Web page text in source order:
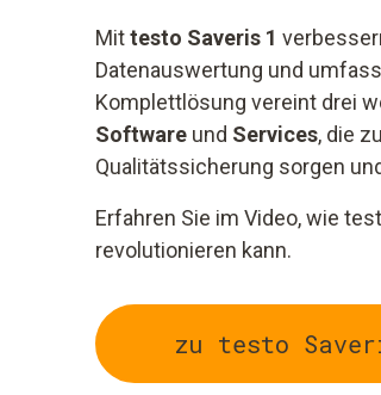
Mittesto Saveris 1
Datenauswertung und
Komplettlösung vereint drei
Software und Services, die
Qualitätssicherung sorgen
Erfahren Sie im Video, wie
revolutionieren kann.
zu testo